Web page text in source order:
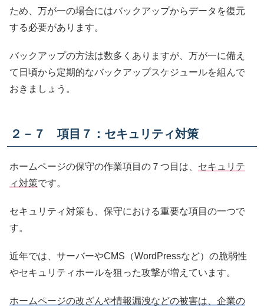
ため、万が一の場合にはバックアップからデータを復元
する必要があります。
バックアップの方法は数多くありますが、万が一に備え
て日頃から定期的なバックアップスケジュールを組んで
おきましょう。
２－７ 項目７：セキュリティ対策
ホームページの保守の作業項目の７つ目は、 セキュリテ
ィ対策です。
セキュリティ対策も、保守における重要な項目の一つで
す。
近年では、サーバーやCMS（WordPressなど）の脆弱性
やセキュリティホールを狙った攻撃が増えています。
ホームページの改ざんや情報漏洩などの被害は、企業の